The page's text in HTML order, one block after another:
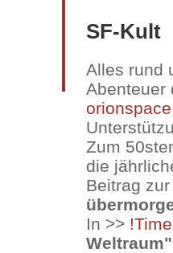
SF-Kult
Alles rund
Abenteuer
Zum
die
Beitrag
In >>
Weltraum"